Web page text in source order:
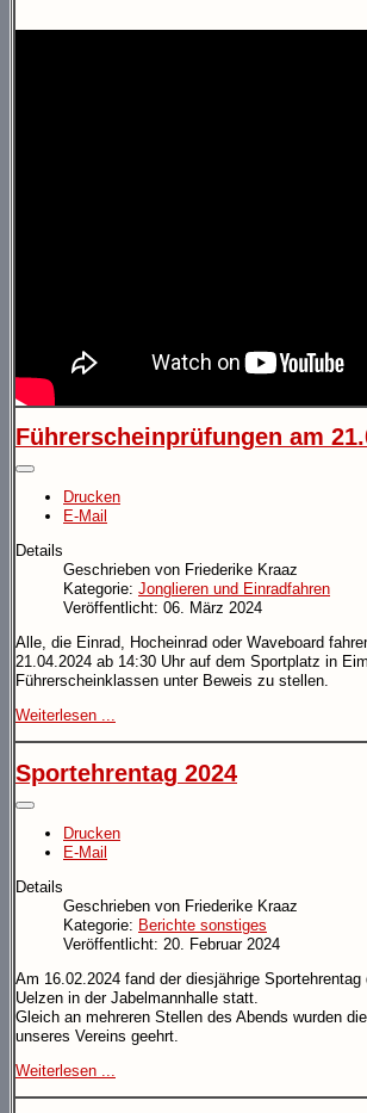
Führerscheinprüfungen am
Drucken
E-Mail
Details
Geschrieben von Friederike Kraaz
Kategorie: Jonglieren und Einradfahren
Veröffentlicht: 06. März 2024
Alle, die Einrad, Hocheinrad oder Waveboard
21.04.2024 ab 14:30 Uhr auf dem Sportplatz in
Führerscheinklassen unter Beweis zu stellen.
Weiterlesen ...
Sportehrentag 2024
Drucken
E-Mail
Details
Geschrieben von Friederike Kraaz
Kategorie: Berichte sonstiges
Veröffentlicht: 20. Februar 2024
Am 16.02.2024 fand der diesjährige
Uelzen in der Jabelmannhalle statt.
Gleich an mehreren Stellen des Abends wurden
unseres Vereins geehrt.
Weiterlesen ...